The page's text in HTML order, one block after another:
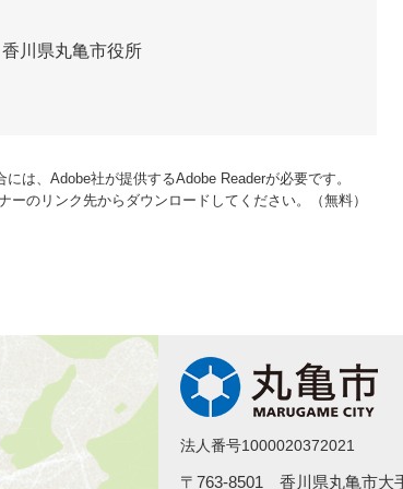
川県丸亀市役所
は、Adobe社が提供するAdobe Readerが必要です。
ーのリンク先からダウンロードしてください。（無料）
法人番号1000020372021
〒763-8501 香川県丸亀市大